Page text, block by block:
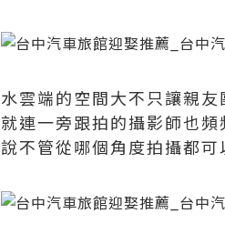
水雲端的空間大不只讓親友
就連一旁跟拍的攝影師也頻
說不管從哪個角度拍攝都可